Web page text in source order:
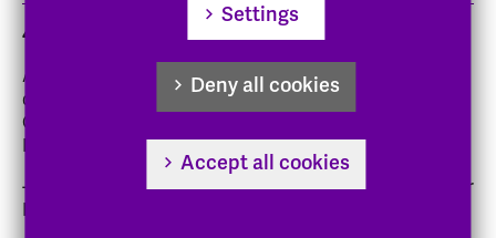
4. Hochschulzugang über eine berufliche Qualifikation
Auf Basis des § 60 des Hess. Hochschulgesetzes und
der Verordnung über den Hochschulzugang beruflich
Qualifizierter stellen folgende Ausbildungen eine
Hochschulzugangsberechtigung dar:
-
Meisterbrief im Handwerknach den §§ 45 oder 51a der
Handwerksordnung
Settings
Deny all cookies
Accept all cookies